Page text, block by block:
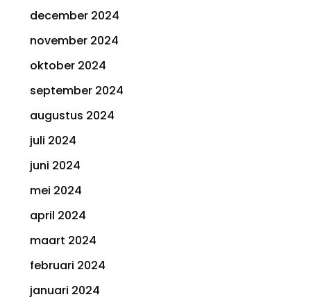
december 2024
november 2024
oktober 2024
september 2024
augustus 2024
juli 2024
juni 2024
mei 2024
april 2024
maart 2024
februari 2024
januari 2024